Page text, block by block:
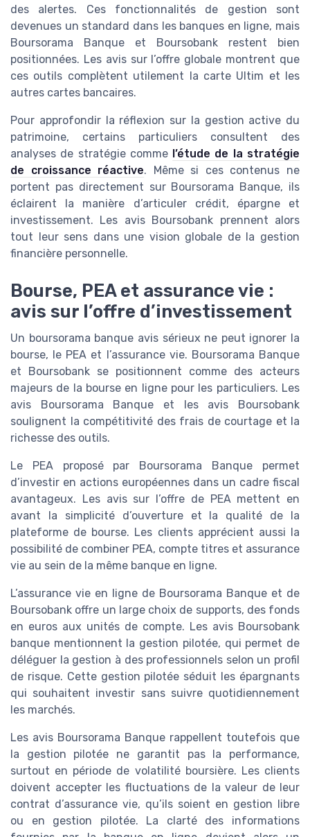
des alertes. Ces fonctionnalités de gestion sont
devenues un standard dans les banques en ligne, mais
Boursorama Banque et Boursobank restent bien
positionnées. Les avis sur l’offre globale montrent que
ces outils complètent utilement la carte Ultim et les
autres cartes bancaires.
Pour approfondir la réflexion sur la gestion active du
patrimoine, certains particuliers consultent des
analyses de stratégie comme l’étude de la stratégie
de croissance réactive. Même si ces contenus ne
portent pas directement sur Boursorama Banque, ils
éclairent la manière d’articuler crédit, épargne et
investissement. Les avis Boursobank prennent alors
tout leur sens dans une vision globale de la gestion
financière personnelle.
Bourse, PEA et assurance vie :
avis sur l’offre d’investissement
Un boursorama banque avis sérieux ne peut ignorer la
bourse, le PEA et l’assurance vie. Boursorama Banque
et Boursobank se positionnent comme des acteurs
majeurs de la bourse en ligne pour les particuliers. Les
avis Boursorama Banque et les avis Boursobank
soulignent la compétitivité des frais de courtage et la
richesse des outils.
Le PEA proposé par Boursorama Banque permet
d’investir en actions européennes dans un cadre fiscal
avantageux. Les avis sur l’offre de PEA mettent en
avant la simplicité d’ouverture et la qualité de la
plateforme de bourse. Les clients apprécient aussi la
possibilité de combiner PEA, compte titres et assurance
vie au sein de la même banque en ligne.
L’assurance vie en ligne de Boursorama Banque et de
Boursobank offre un large choix de supports, des fonds
en euros aux unités de compte. Les avis Boursobank
banque mentionnent la gestion pilotée, qui permet de
déléguer la gestion à des professionnels selon un profil
de risque. Cette gestion pilotée séduit les épargnants
qui souhaitent investir sans suivre quotidiennement
les marchés.
Les avis Boursorama Banque rappellent toutefois que
la gestion pilotée ne garantit pas la performance,
surtout en période de volatilité boursière. Les clients
doivent accepter les fluctuations de la valeur de leur
contrat d’assurance vie, qu’ils soient en gestion libre
ou en gestion pilotée. La clarté des informations